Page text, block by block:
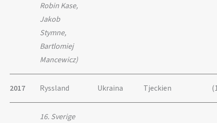
Robin Kase,
Jakob
Stymne,
Bartlomiej
Mancewicz)
2017 Ryssland Ukraina Tjeckien
16. Sverige